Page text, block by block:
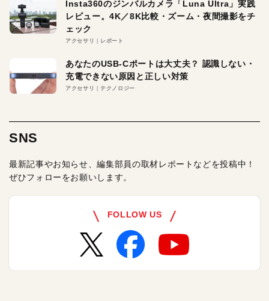
Insta360のジンバルカメラ「Luna Ultra」実践
レビュー。4K／8K比較・ズーム・夜間撮影をチ
ェック
アクセサリ レポート
あなたのUSB-Cポートは大丈夫？ 認識しない・
充電できない原因と正しい対策
アクセサリ テクノロジー
SNS
最新記事やお知らせ、編集部員の取材レポートなどを投稿中！
ぜひフォローをお願いします。
FOLLOW US